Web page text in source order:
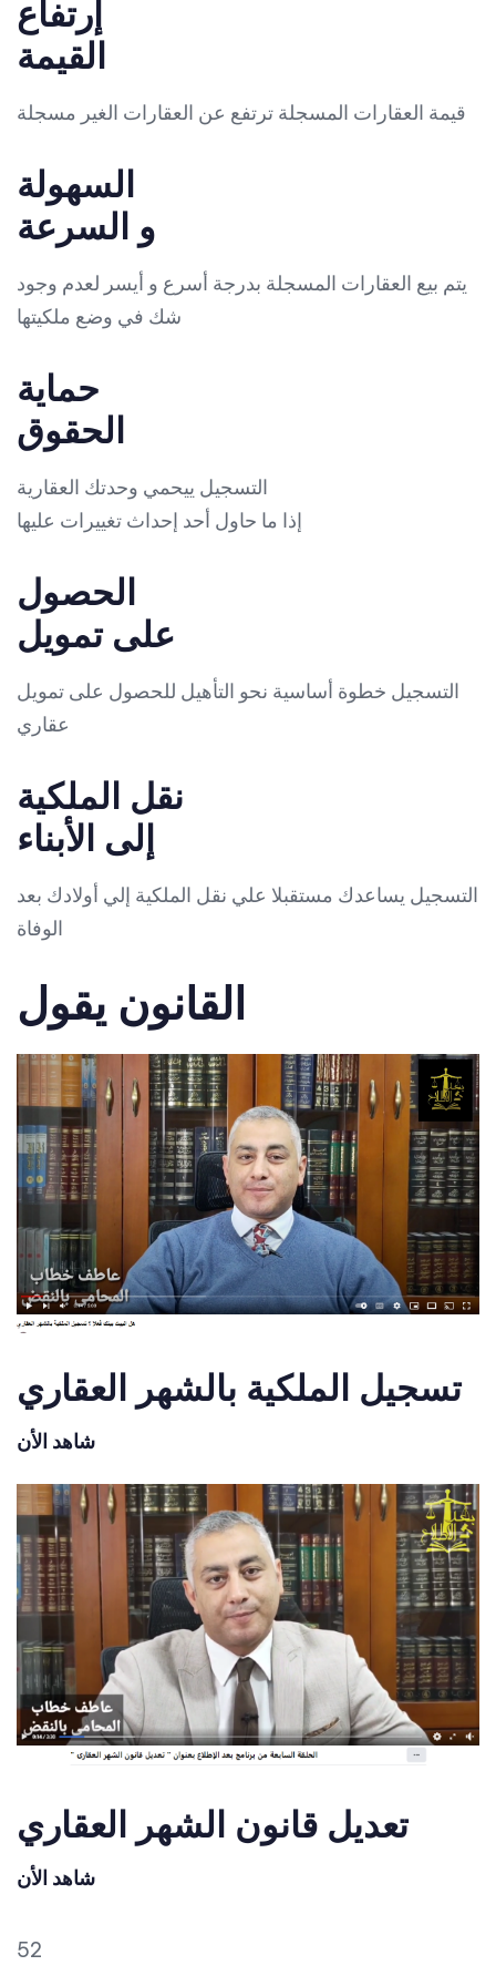
إرتفاع
القيمة
قيمة العقارات المسجلة ترتفع عن العقارات الغير مسجلة
السهولة
و السرعة
يتم بيع العقارات المسجلة بدرجة أسرع و أيسر لعدم وجود
شك في وضع ملكيتها
حماية
الحقوق
التسجيل ييحمي وحدتك العقارية
إذا ما حاول أحد إحداث تغييرات عليها
الحصول
على تمويل
التسجيل خطوة أساسية نحو التأهيل للحصول على تمويل
عقاري
نقل الملكية
إلى الأبناء
التسجيل يساعدك مستقبلا علي نقل الملكية إلي أولادك بعد
الوفاة
القانون يقول
تسجيل الملكية بالشهر العقاري
شاهد الأن
تعديل قانون الشهر العقاري
شاهد الأن
52